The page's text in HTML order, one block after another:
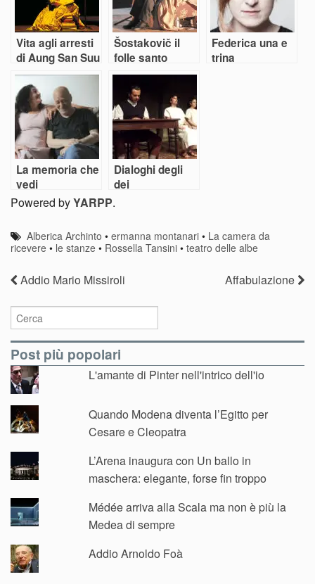
Vita agli arresti
di Aung San Suu
Kyi
Šostakovič il
folle santo
Federica una e
trina
La memoria che
vedi
Dialoghi degli
dei
Powered byYARPP.
Alberica Archinto •ermanna montanari • La camera da
ricevere • le stanze • Rossella Tansini • teatro delle albe
Addio Mario Missiroli Affabulazione
Post più popolari
L'amante di Pinter nell'intrico dell'io
Quando Modena diventa l’Egitto per
Cesare e Cleopatra
L’Arena inaugura con Un ballo in
maschera: elegante, forse fin troppo
Médée arriva alla Scala ma non è più la
Medea di sempre
Addio Arnoldo Foà